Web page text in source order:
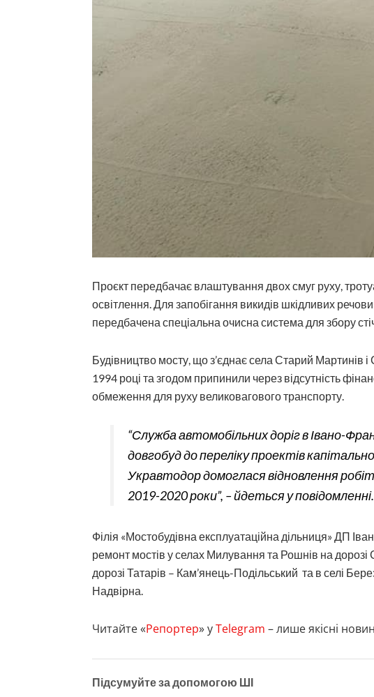
Проєкт передбачає влаштування двох смуг руху,
освітлення. Для запобігання викидів шкідливих
передбачена спеціальна очисна система для збору
Будівництво мосту, що з’єднає села Старий Мартинів
1994 році та згодом припинили через відсутність
обмеження для руху великовагового транспорту.
“Служба автомобільних доріг в Івано-
довгобуд до переліку проектів
Укравтодор домоглася відновлення
2019-2020 роки”, – йдеться у повідомленні.
Філія «Мостобудівна експлуатаційна дільниця» ДП
ремонт мостів у селах Милування та Рошнів на дорозі
дорозі Татарів – Кам’янець-Подільський та в селі
Надвірна.
Читайте «Репортер» уTelegram – лише якісні
Підсумуйте за допомогою ШІ